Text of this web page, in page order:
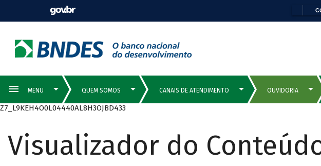
Z7_L9KEH4O0L04440AL8H3OJBD433
Visualizador do